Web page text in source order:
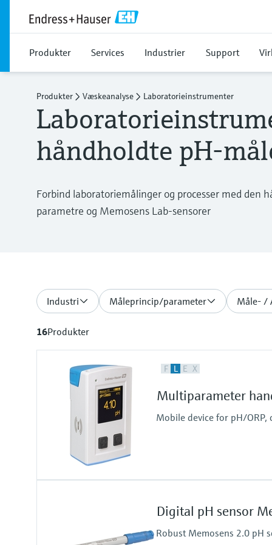
Produkter Services Industrier Support
Produkter Væskeanalyse Laboratorieinstrumenter
håndholdte pH-
Forbind laboratoriemålinger og processer med den
parametre og Memosens Lab-sensorer
Industri Måleprincip/parameter Måle- /
16Produkter
F L E X
Multiparameter
Mobile device for pH/
Digital pH sensor
Robust Memosens 2.0 pH